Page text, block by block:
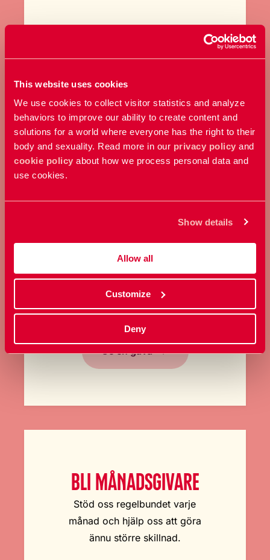
This website uses cookies
We use cookies to collect visitor statistics and analyze
behaviors to improve our ability to create content and
solutions for a world where everyone has the right to their
body and sexuality. Read more in our privacy policy and
cookie policy about how we process personal data and
use cookies.
Show details
Allow all
Customize
Deny
bestämma över sin kropp och
sexualitet.
Bli medlem
GE EN GÅVA
Bidra med ett valfritt belopp och
stöd vårt arbete här och nu.
Ge en gåva
BLI MÅNADSGIVARE
Stöd oss regelbundet varje
månad och hjälp oss att göra
ännu större skillnad.